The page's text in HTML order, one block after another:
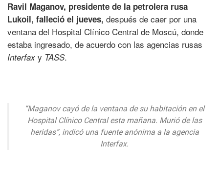
Ravil Maganov, presidente de la petrolera rusa
Lukoil, falleció el jueves, después de caer por una
ventana del Hospital Clínico Central de Moscú, donde
estaba ingresado, de acuerdo con las agencias rusas
Interfax y TASS.
“Maganov cayó de la ventana de su habitación en el
Hospital Clínico Central esta mañana. Murió de las
heridas”, indicó una fuente anónima a la agencia
Interfax.